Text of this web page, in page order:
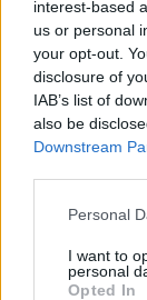
interest-based
us or personal
your opt-out.
disclosure of
IAB’s list of
also be
Downstream
Personal
I want to
personal
Opted In
Rapina choc,
metri con la
Quella
Guccini
'Sono
06/08/2026